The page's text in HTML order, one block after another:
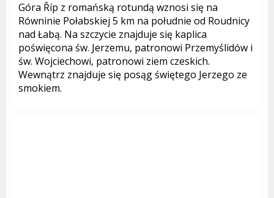
Góra Říp z romańską rotundą wznosi się na
Równinie Połabskiej 5 km na południe od Roudnicy
nad Łabą. Na szczycie znajduje się kaplica
poświęcona św. Jerzemu, patronowi Przemyślidów i
św. Wojciechowi, patronowi ziem czeskich.
Wewnątrz znajduje się posąg świętego Jerzego ze
smokiem.